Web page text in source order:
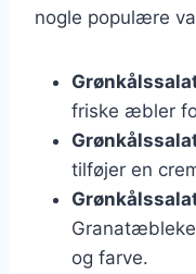
nogle populære
friske æbler
tilføjer en
og farve.